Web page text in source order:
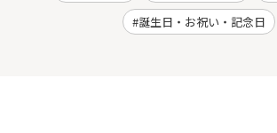
誕生日・お祝い・記念日